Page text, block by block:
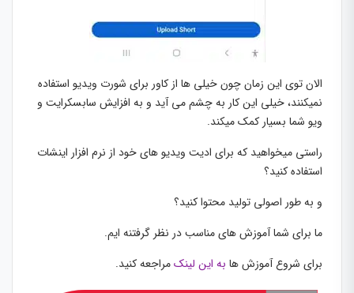
الان توی این زمان چون خیلی ها از کاور برای شورت ویدیو استفاده
نمیکنند، خیلی این کار به چشم می آید و به افزایش سابسکرایت و
ویو شما بسیار کمک میکند.
راستی میخواهید که برای ادیت ویدیو های خود از نرم افزار اینشات
استفاده کنید؟
و به طور اصولی تولید محتوا کنید؟
ما برای شما آموزش های مناسب در نظر گرفتنه ایم.
برای شروع آموزش ها به این لینکمراجعه کنید.